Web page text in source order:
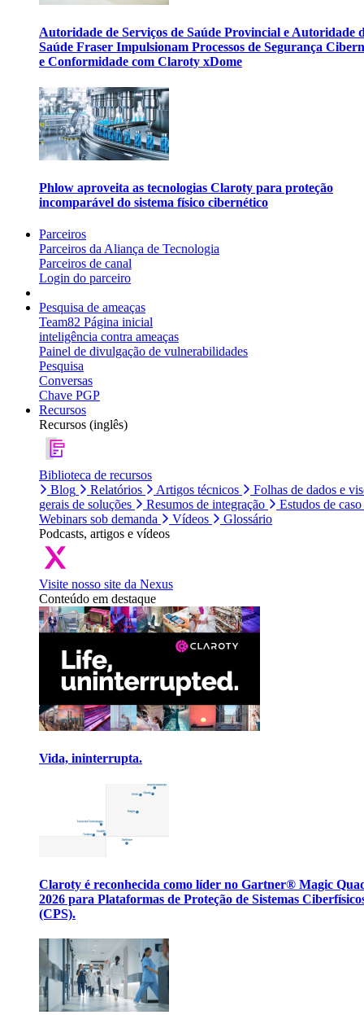
Autoridade de Serviços de Saúde Provincial e Autoridade
Saúde Fraser Impulsionam Processos de Segurança
e Conformidade com Claroty xDome
Phlow aproveita as tecnologias Claroty para proteção
incomparável do sistema físico cibernético
Parceiros
Parceiros da Aliança de Tecnologia
Parceiros de canal
Login do parceiro
Pesquisa de ameaças
Team82 Página inicial
inteligência contra ameaças
Painel de divulgação de vulnerabilidades
Pesquisa
Conversas
Chave PGP
Recursos
Recursos (inglês)
Biblioteca de recursos
Blog
Relatórios Artigos técnicos
Folhas de dados e
gerais de soluções
Resumos de integração
Estudos de caso
Webinars sob demanda
Vídeos
Glossário
Podcasts, artigos e vídeos
Visite nosso site da Nexus
Conteúdo em destaque
Vida, ininterrupta.
Claroty é reconhecida como líder no Gartner® Magic
2026 para Plataformas de Proteção de Sistemas
(CPS).